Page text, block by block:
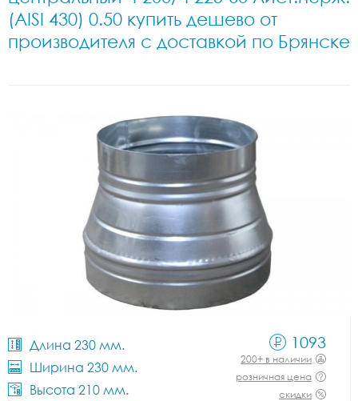
(AISI 430) 0.50 купить дешево от
производителя с доставкой по Брянске
Длина 230 мм.
Ширина 230 мм.
Высота 210 мм.
1093
200+ в наличии
розничная цена
скидки